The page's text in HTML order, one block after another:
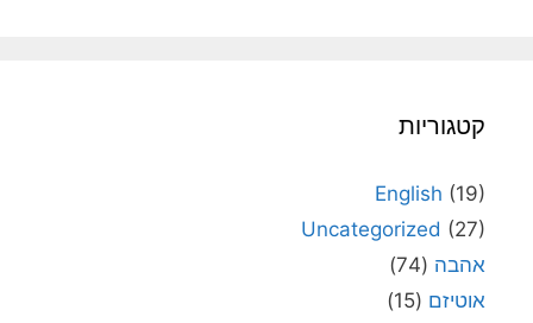
קטגוריות
English (19)
Uncategorized (27)
אהבה (74)
אוטיזם (15)